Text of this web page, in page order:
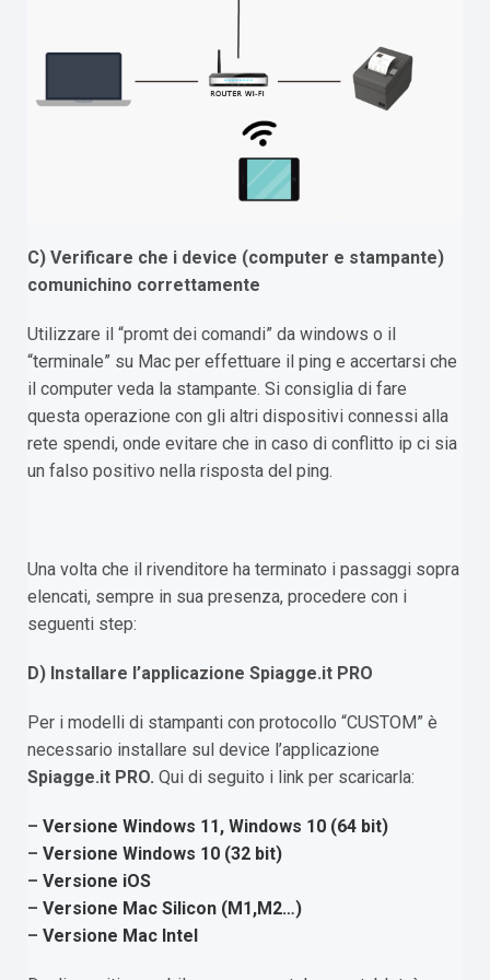
C) Verificare che i device (computer e stampante)
comunichino correttamente
Utilizzare il “promt dei comandi” da windows o il
“terminale” su Mac per effettuare il ping e accertarsi che
il computer veda la stampante. Si consiglia di fare
questa operazione con gli altri dispositivi connessi alla
rete spendi, onde evitare che in caso di conflitto ip ci sia
un falso positivo nella risposta del ping.
Una volta che il rivenditore ha terminato i passaggi sopra
elencati, sempre in sua presenza, procedere con i
seguenti step:
D) Installare l’applicazione Spiagge.it PRO
Per i modelli di stampanti con protocollo “CUSTOM” è
necessario installare sul device l’applicazione
Spiagge.it PRO. Qui di seguito i link per scaricarla:
– Versione Windows 11, Windows 10 (64 bit)
– Versione Windows 10 (32 bit)
– Versione iOS
– Versione Mac Silicon (M1,M2…)
– Versione Mac Intel